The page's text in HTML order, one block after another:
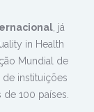
, já
in Health
Mundial de
de instituições
100 países.